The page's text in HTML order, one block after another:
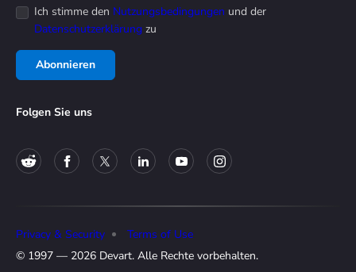
Ich stimme den Nutzungsbedingungen und der
Datenschutzerklärung zu
Abonnieren
Folgen Sie uns
© 1997 — 2026 Devart. Alle Rechte vorbehalten.
Privacy & Security Terms of Use